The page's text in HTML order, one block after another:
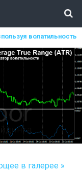
волатильность
в галерее »